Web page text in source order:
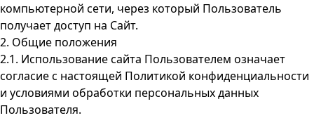
компьютерной сети, через который Пользователь
получает доступ на Сайт.
2. Общие положения
2.1. Использование сайта Пользователем означает
согласие с настоящей Политикой конфиденциальности
и условиями обработки персональных данных
Пользователя.